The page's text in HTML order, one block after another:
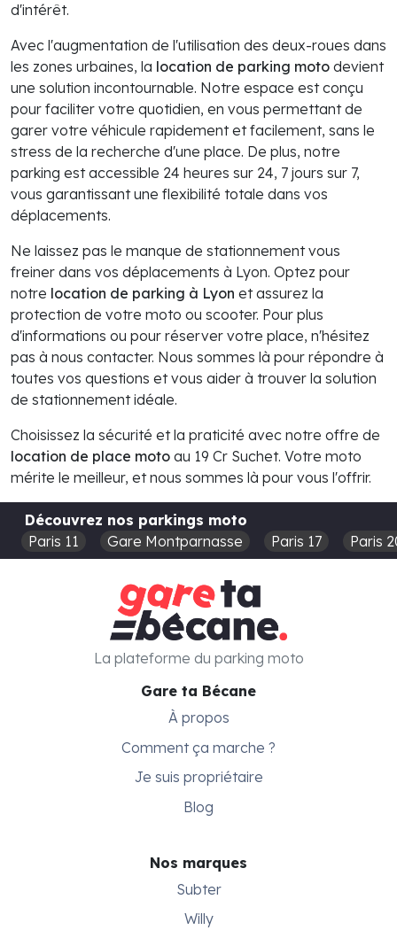
d'intérêt.
Avec l'augmentation de l'utilisation des deux-roues dans
les zones urbaines, la location de parking moto devient
une solution incontournable. Notre espace est conçu
pour faciliter votre quotidien, en vous permettant de
garer votre véhicule rapidement et facilement, sans le
stress de la recherche d'une place. De plus, notre
parking est accessible 24 heures sur 24, 7 jours sur 7,
vous garantissant une flexibilité totale dans vos
déplacements.
Ne laissez pas le manque de stationnement vous
freiner dans vos déplacements à Lyon. Optez pour
notre location de parking à Lyon et assurez la
protection de votre moto ou scooter. Pour plus
d'informations ou pour réserver votre place, n'hésitez
pas à nous contacter. Nous sommes là pour répondre à
toutes vos questions et vous aider à trouver la solution
de stationnement idéale.
Choisissez la sécurité et la praticité avec notre offre de
location de place moto au 19 Cr Suchet. Votre moto
mérite le meilleur, et nous sommes là pour vous l'offrir.
Découvrez nos parkings moto
Paris 11
Gare Montparnasse Paris 17 Paris
Gare ta Bécane
À propos
Comment ça marche ?
Je suis propriétaire
Blog
Nos marques
Subter
Willy
La plateforme du parking moto